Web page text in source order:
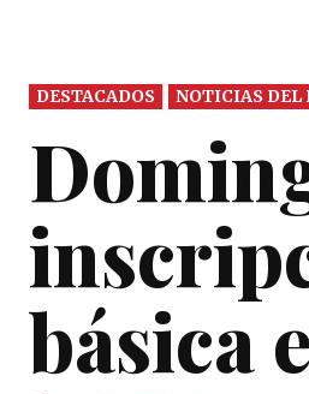
DESTACADOS NOTICIAS DEL
básica